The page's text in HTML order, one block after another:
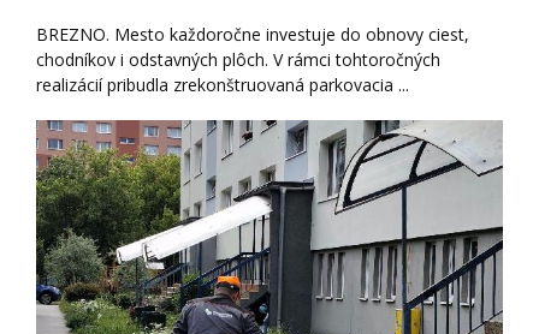
BREZNO. Mesto každoročne investuje do obnovy ciest,
chodníkov i odstavných plôch. V rámci tohtoročných
realizácií pribudla zrekonštruovaná parkovacia ...